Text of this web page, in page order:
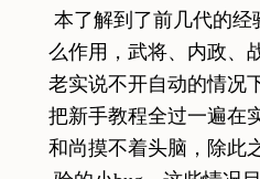
本了解到了前几代的经
么作用，武将、内政、
老实说不开自动的情况
把新手教程全过一遍在
和尚摸不着头脑，除此